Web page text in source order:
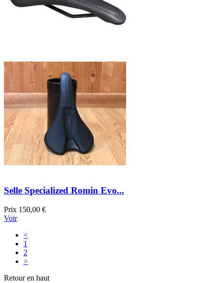
Selle Specialized Romin Evo...
Prix 150,00 €
Voir
<
1
2
>
Retour en haut